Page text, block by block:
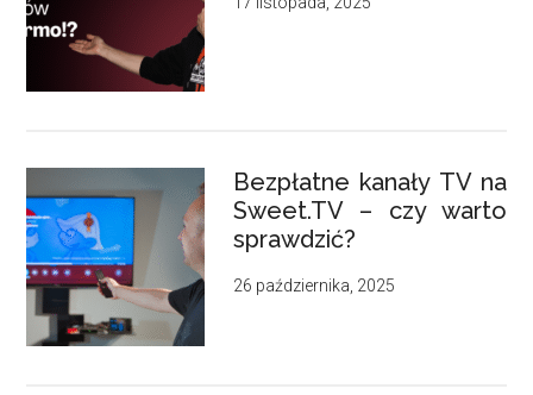
Bezpłatne kanały TV na
Sweet.TV – czy warto
sprawdzić?
26 października, 2025